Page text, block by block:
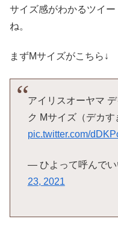
サイズ感がわかるツイ
ね。
まずMサイズがこちら↓
アイリスオーヤマ
ク Mサイズ（デカす
pic.twitter.com/
— ひよって呼んで
23, 2021